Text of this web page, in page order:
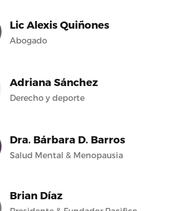
Lic Alexis Quiñones
Abogado
Adriana Sánchez
Derecho y deporte
Dra. Bárbara D. Barros
Salud Mental & Menopausia
Brian Díaz